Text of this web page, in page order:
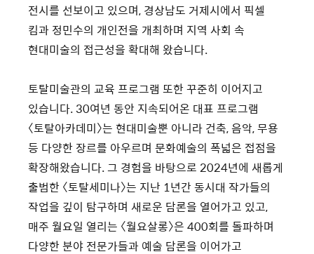
전시를 선보이고 있으며, 경상남도 거제시에서 픽셀
킴과 정민수의 개인전을 개최하며 지역 사회 속
현대미술의 접근성을 확대해 왔습니다.
토탈미술관의 교육 프로그램 또한 꾸준히 이어지고
있습니다. 30여년 동안 지속되어온 대표 프로그램
〈토탈아카데미〉는 현대미술뿐 아니라 건축, 음악, 무용
등 다양한 장르를 아우르며 문화예술의 폭넓은 접점을
확장해왔습니다. 그 경험을 바탕으로 2024년에 새롭게
출범한 〈토탈세미나〉는 지난 1년간 동시대 작가들의
작업을 깊이 탐구하며 새로운 담론을 열어가고 있고,
매주 월요일 열리는 〈월요살롱〉은 400회를 돌파하며
다양한 분야 전문가들과 예술 담론을 이어가고